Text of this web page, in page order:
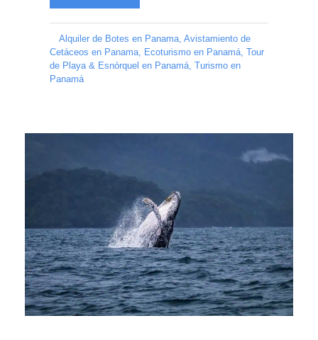
Alquiler de Botes en Panama, Avistamiento de
Cetáceos en Panama, Ecoturismo en Panamá, Tour
de Playa & Esnórquel en Panamá, Turismo en
Panamá